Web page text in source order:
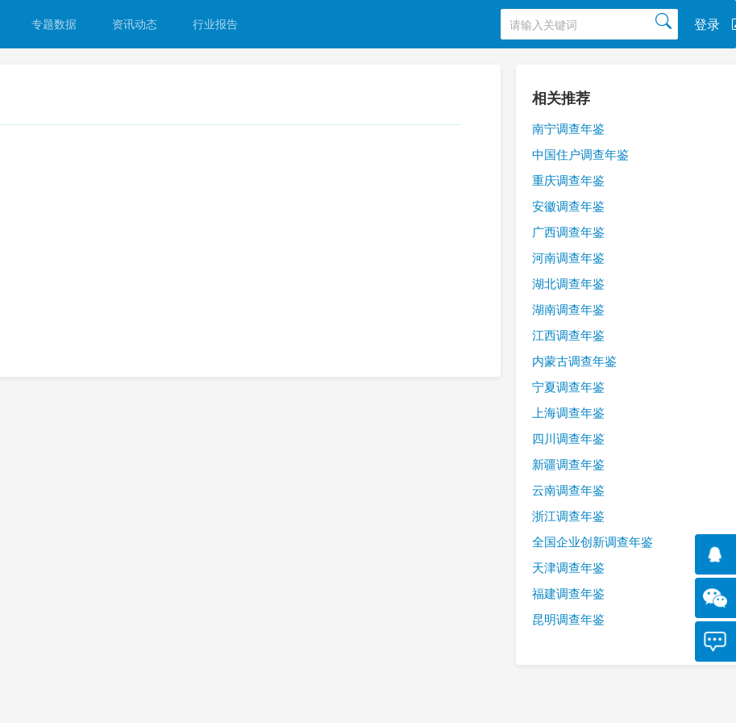
登录
专题数据 资讯动态 行业报告
相关推荐
南宁调查年鉴
中国住户调查年鉴
重庆调查年鉴
安徽调查年鉴
广西调查年鉴
河南调查年鉴
湖北调查年鉴
湖南调查年鉴
江西调查年鉴
内蒙古调查年鉴
宁夏调查年鉴
上海调查年鉴
四川调查年鉴
新疆调查年鉴
云南调查年鉴
浙江调查年鉴
全国企业创新调查年鉴
天津调查年鉴
福建调查年鉴
昆明调查年鉴